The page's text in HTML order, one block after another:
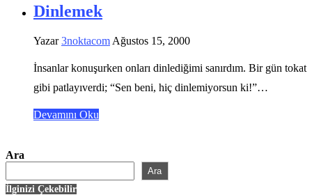
Dinlemek
Yazar3noktacom Ağustos 15, 2000
İnsanlar konuşurken onları dinlediğimi sanırdım. Bir gün tokat
gibi patlayıverdi; “Sen beni, hiç dinlemiyorsun ki!”…
Devamını Oku
Ara
Ara
İlginizi Çekebilir